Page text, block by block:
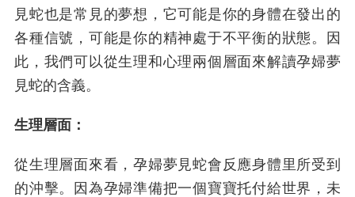
見蛇也是常見的夢想，它可能是你的身體在發出的
各種信號，可能是你的精神處于不平衡的狀態。因
此，我們可以從生理和心理兩個層面來解讀孕婦夢
見蛇的含義。
生理層面：
從生理層面來看，孕婦夢見蛇會反應身體里所受到
的沖擊。因為孕婦準備把一個寶寶托付給世界，未